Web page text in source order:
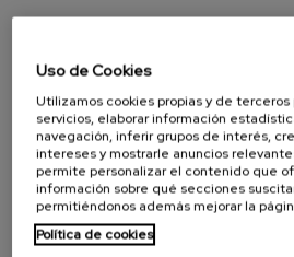
Si quieres recibir el boletín semanal
en tu correo electrónico,
cumplimenta el siguiente formulario
de suscripción.
Nombre *
Uso de Cookies
Utilizamos cookies propias y de
servicios, elaborar información
navegación, inferir grupos de interés,
intereses y mostrarle anuncios
permite personalizar el contenido que
información sobre qué secciones
permitiéndonos además mejorar la
Política de cookies